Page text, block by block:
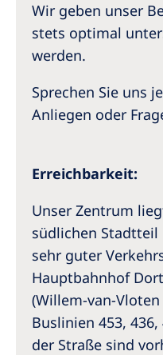
Wir geben unser
stets optimal
werden.
Sprechen Sie uns
Anliegen oder
Erreichbarkeit:
Unser Zentrum
südlichen
sehr guter
Hauptbahnhof
(Willem-van-
Buslinien 453,
der Straße sind